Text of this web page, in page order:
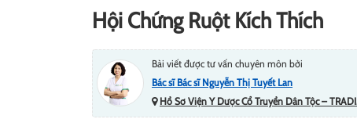
Hội Chứng Ruột Kích Thích
Bài viết được tư vấn chuyên môn bởi
Bác sĩ Bác sĩ Nguyễn Thị Tuyết Lan
Hồ Sơ Viện Y Dược Cổ Truyền Dân Tộc –